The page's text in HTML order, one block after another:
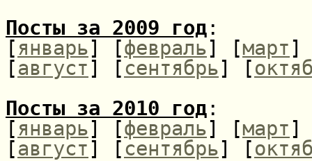
Посты за 2009 год :
[январь] [февраль] [март]
[август] [сентябрь] [
Посты за 2010 год :
[январь] [февраль] [март]
[август] [сентябрь] [